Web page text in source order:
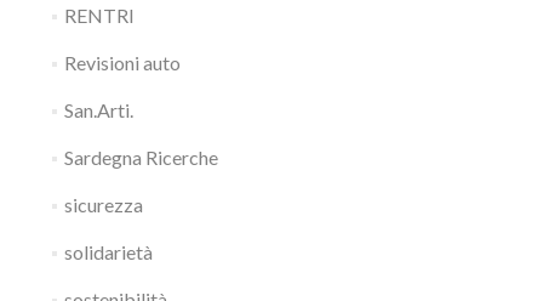
RENTRI
Revisioni auto
San.Arti.
Sardegna Ricerche
sicurezza
solidarietà